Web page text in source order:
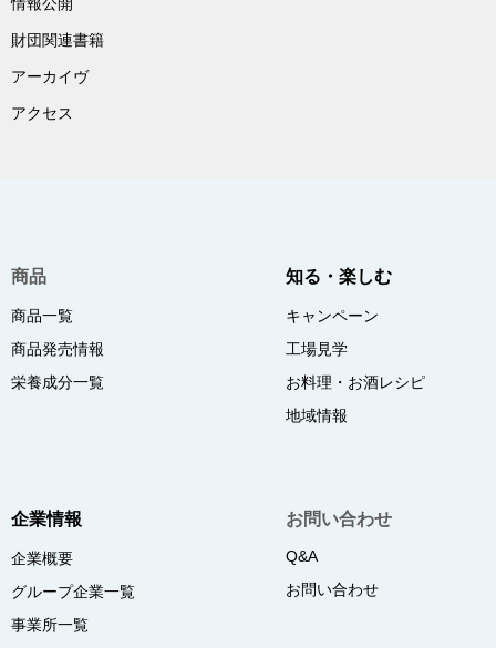
財団関連書籍
アーカイヴ
アクセス
商品
商品一覧
商品発売情報
栄養成分一覧
知る・楽しむ
キャンペーン
工場見学
お料理・お酒レシピ
地域情報
企業情報
企業概要
グループ企業一覧
事業所一覧
お問い合わせ
Q&A
お問い合わせ